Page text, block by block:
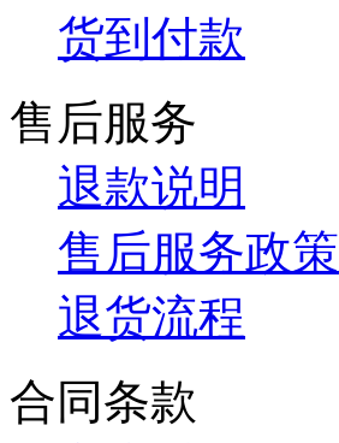
货到付款
售后服务
退款说明
售后服务政策
退货流程
合同条款